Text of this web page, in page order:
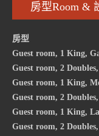
房型Room &
房型
Guest room, 1 King,
Guest room, 2
Guest room, 1 King,
Guest room, 2
Guest room, 1 King,
Guest room, 2